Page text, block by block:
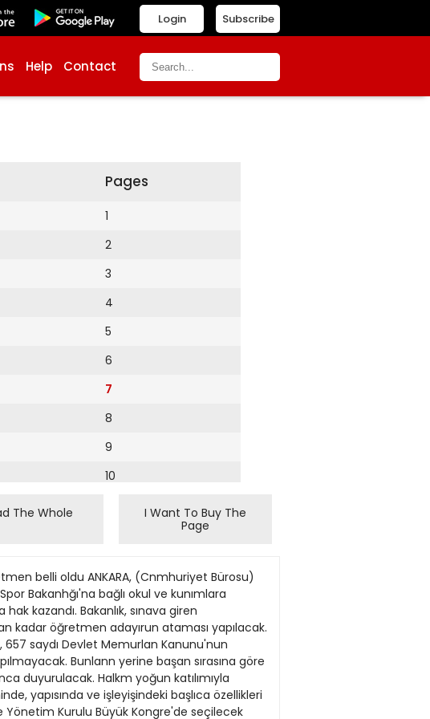
Subscribe
Login
Help Contact
Pages
1
2
3
4
5
6
7
8
9
10
14
The Whole
I Want To Buy The
Page
belli oldu ANKARA, (Cnmhuriyet Bürosu)
Bakanhğı'na bağlı okul ve kunımlara
kazandı. Bakanlık, sınava giren
kadar öğretmen adayırun ataması yapılacak.
657 saydı Devlet Memurlan Kanunu'nun
Bunlann yerine başan sırasına göre
duyurulacak. Halkm yoğun katılımıyla
yapısında ve işleyişindeki başlıca özellikleri
Yönetim Kurulu Büyük Kongre'de seçilecek